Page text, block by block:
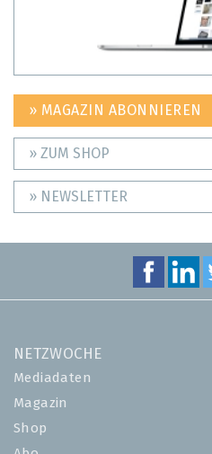
» MAGAZIN ABONNIEREN
» ZUM SHOP
» NEWSLETTER
NETZWOCHE
Mediadaten
Magazin
Shop